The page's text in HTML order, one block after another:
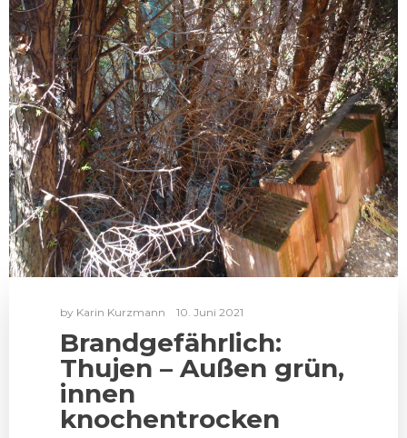
by Karin Kurzmann 10. Juni 2021
Brandgefährlich:
Thujen – Außen grün,
innen
knochentrocken